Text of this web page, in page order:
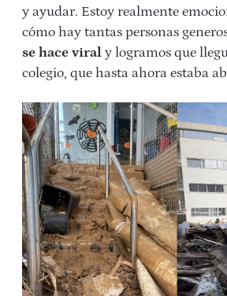
y ayudar. Estoy realmente
cómo hay tantas personas
se hace viral y logramos que
colegio, que hasta ahora estaba